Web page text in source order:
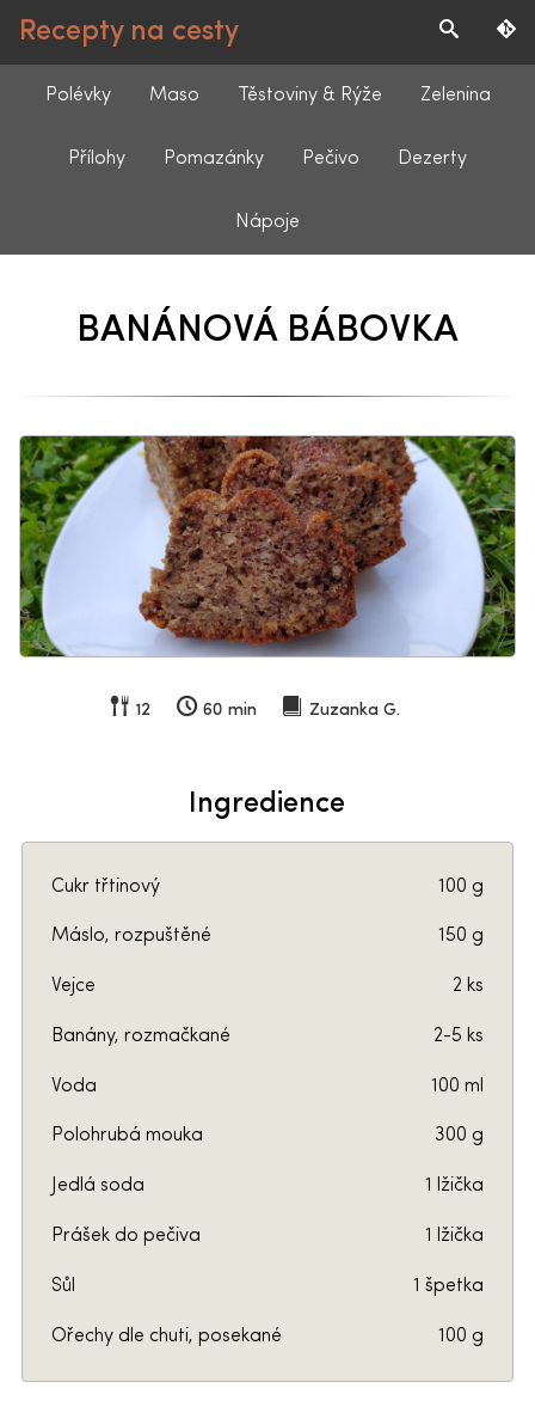
Recepty na cesty
Polévky Maso Těstoviny & Rýže Zelenina
Přílohy Pomazánky Pečivo Dezerty
Nápoje
BANÁNOVÁ BÁBOVKA
12 60 min Zuzanka G.
Ingredience
Cukr třtinový 100 g
Máslo, rozpuštěné 150 g
Vejce 2 ks
Banány, rozmačkané 2-5 ks
Voda 100 ml
Polohrubá mouka 300 g
Jedlá soda 1 lžička
Prášek do pečiva 1 lžička
Sůl 1 špetka
Ořechy dle chuti, posekané 100 g